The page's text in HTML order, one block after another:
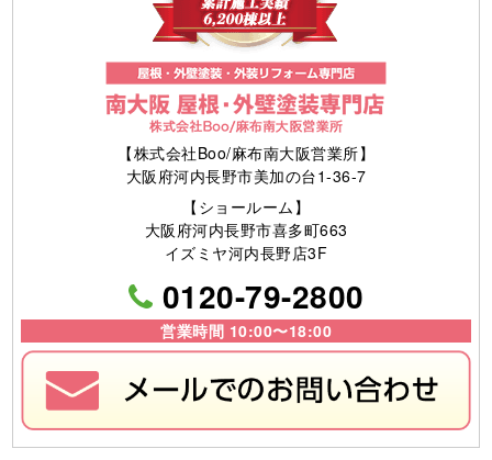
【株式会社Boo/麻布南大阪営業所】
大阪府河内長野市美加の台1-36-7
【ショールーム】
大阪府河内長野市喜多町663
イズミヤ河内長野店3F
0120-79-2800
営業時間 10:00〜18:00